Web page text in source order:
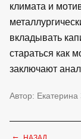
климата и
вкладывать
стараться как
заключают
Автор: Екатерина
←